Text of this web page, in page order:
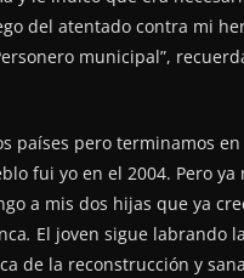
del atentado contra mi
municipal”,
países pero terminamos
fui yo en el 2004. Pero ya
a mis dos hijas que ya
. El joven sigue labrando
de la reconstrucción y